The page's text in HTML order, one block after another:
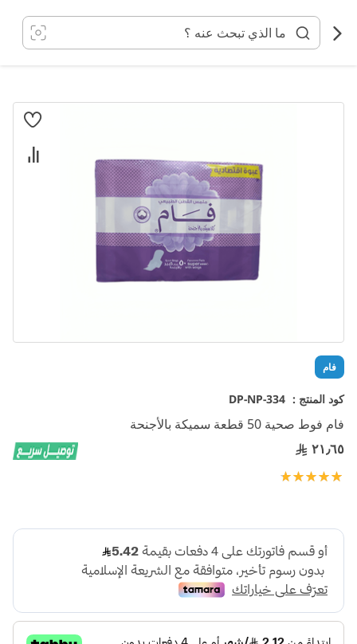
المحتوى
فام
كود المنتج : DP-NP-334
فام فوط صحية 50 قطعة سميكة بالأجنحة
٢١٫٦٥
تقييم:
انتقل
تخطي
إلى
بداية
معرض
الصور